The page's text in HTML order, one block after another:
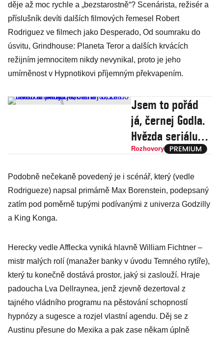
děje až moc rychle a „bezstarostně“? Scenárista, režisér a
příslušník devíti dalších filmových řemesel Robert
Rodriguez ve filmech jako Desperado, Od soumraku do
úsvitu, Grindhouse: Planeta Teror a dalších krvácích
režijním jemnocitem nikdy nevynikal, proto je jeho
umírněnost v Hypnotikovi příjemným překvapením.
Jsem to pořád
já, černej Godla.
Hvězda seriálu
Most! tvrdí, že ho
nezmění
Rozhovory
Podobně nečekaně povedený je i scénář, který (vedle
Rodrigueze) napsal primárně Max Borenstein, podepsaný
zatím pod poměrně tupými podívanými z univerza Godzilly
a King Konga.
Herecky vedle Afflecka vyniká hlavně William Fichtner –
mistr malých rolí (manažer banky v úvodu Temného rytíře),
který tu konečně dostává prostor, jaký si zaslouží. Hraje
padoucha Lva Dellraynea, jenž zjevně dezertoval z
tajného vládního programu na pěstování schopností
hypnózy a sugesce a rozjel vlastní agendu. Děj se z
Austinu přesune do Mexika a pak zase někam úplně